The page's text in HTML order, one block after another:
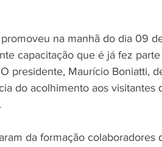
na manhã do dia 09
capacitação que é já fez
presidente, Maurício Boniatti,
do acolhimento aos visitantes
da formação